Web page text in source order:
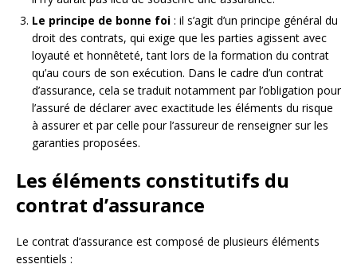
Le principe de bonne foi : il s’agit d’un principe général du
droit des contrats, qui exige que les parties agissent avec
loyauté et honnêteté, tant lors de la formation du contrat
qu’au cours de son exécution. Dans le cadre d’un contrat
d’assurance, cela se traduit notamment par l’obligation pour
l’assuré de déclarer avec exactitude les éléments du risque
à assurer et par celle pour l’assureur de renseigner sur les
garanties proposées.
Les éléments constitutifs du
contrat d’assurance
Le contrat d’assurance est composé de plusieurs éléments
essentiels :